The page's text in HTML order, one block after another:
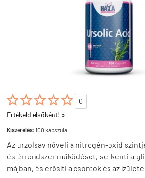

0
Értékeld elsőként! »
Kiszerelés: 100 kapszula
Az urzolsav növeli a nitrogén-oxid
és érrendszer működését, serkenti a
májban, és erősíti a csontok és az